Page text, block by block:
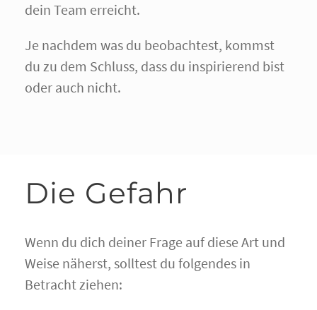
dein Team erreicht.
Je nachdem was du beobachtest, kommst
du zu dem Schluss, dass du inspirierend bist
oder auch nicht.
Die Gefahr
Wenn du dich deiner Frage auf diese Art und
Weise näherst, solltest du folgendes in
Betracht ziehen: